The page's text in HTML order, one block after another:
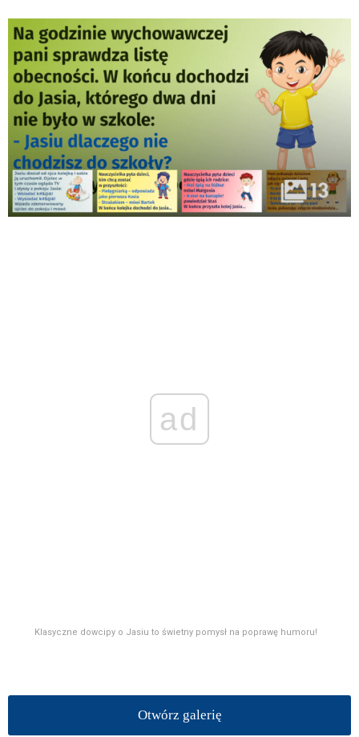
ad
Klasyczne dowcipy o Jasiu to świetny pomysł na poprawę humoru!
Otwórz galerię